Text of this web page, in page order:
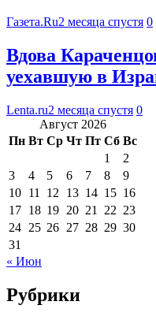
Газета.Ru2 месяца спустя 0
Вдова
уехавшую в
Lenta.ru2 месяца спустя 0
Август 2026
Пн Вт Ср Чт Пт Сб Вс
1
2
3
4 5 6 7 8
9
10 11 12 13 14 15 16
17 18 19 20 21 22 23
24 25 26 27 28 29 30
31
« Июн
Рубрики